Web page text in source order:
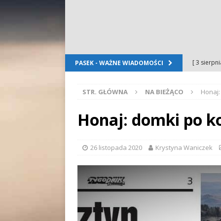
PASEK - WAŻNE WIADOMOŚCI [ 3
[ 2
[ 2
[ 2
Folkloru
STR. GŁÓWNA NA BIEŻĄCO
Honaj: domki po
26 listopada 2020 Krystyna Waniczek